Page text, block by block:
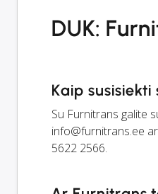
DUK:
Kaip
Su Furnitrans galite
info@furnitrans.ee
5622 2566.